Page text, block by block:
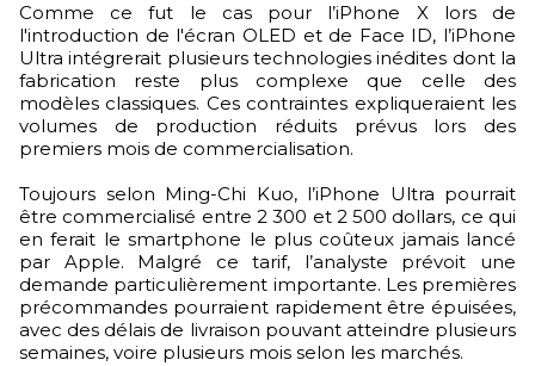
Comme ce fut le cas pour l’iPhone X lors de
l'introduction de l'écran OLED et de Face ID, l’iPhone
Ultra intégrerait plusieurs technologies inédites dont la
fabrication reste plus complexe que celle des
modèles classiques. Ces contraintes expliqueraient les
volumes de production réduits prévus lors des
premiers mois de commercialisation.
Toujours selon Ming-Chi Kuo, l’iPhone Ultra pourrait
être commercialisé entre 2 300 et 2 500 dollars, ce qui
en ferait le smartphone le plus coûteux jamais lancé
par Apple. Malgré ce tarif, l’analyste prévoit une
demande particulièrement importante. Les premières
précommandes pourraient rapidement être épuisées,
avec des délais de livraison pouvant atteindre plusieurs
semaines, voire plusieurs mois selon les marchés.